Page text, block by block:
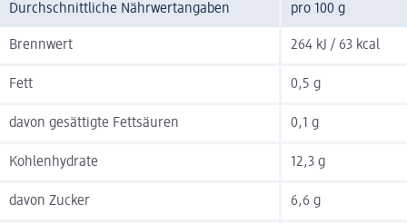
Durchschnittliche Nährwertangaben pro 100 g
Brennwert 264 kJ / 63 kcal
Fett 0,5 g
davon gesättigte Fettsäuren 0,1 g
Kohlenhydrate 12,3 g
davon Zucker 6,6 g